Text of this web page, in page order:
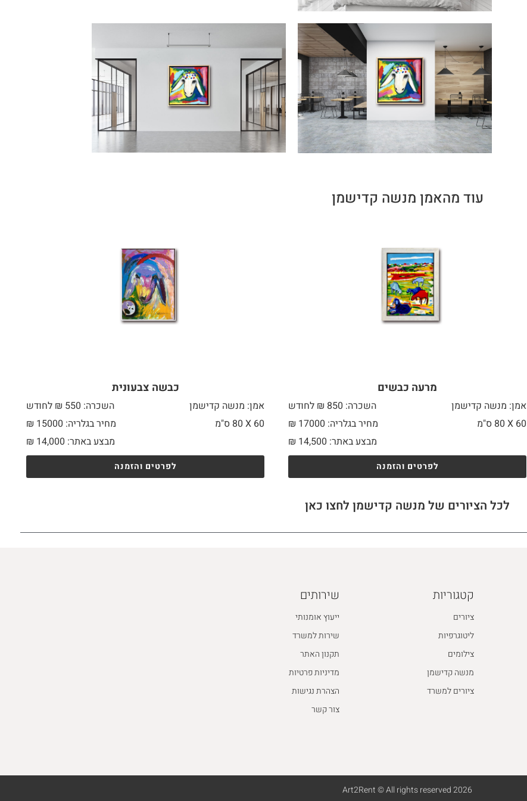
עוד מהאמן מנשה קדישמן
מרעה כבשים
אמן: מנשה קדישמן
השכרה: 850 ₪ לחודש
60 X
מחיר בגלריה: 17000 ₪
מבצע באתר:
₪ 14,500
לפרטים והזמנה
כבשה צבעונית
אמן: מנשה קדישמן
השכרה: 550 ₪ לחודש
60 X
מחיר בגלריה: 15000 ₪
מבצע באתר:
₪ 14,000
לפרטים והזמנה
לכל הציורים של מנשה קדישמן לחצו כאן
קטגוריות
ציורים
ליטוגרפיות
צילומים
מנשה קדישמן
ציורים למשרד
שירותים
ייעוץ אומנותי
שירות למשרד
תקנון האתר
מדיניות פרטיות
הצהרת נגישות
צור קשר
2026 Art2Rent © All rights reserved